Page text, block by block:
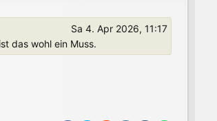
Sa 4. Apr 2026, 11:17
das wohl ein Muss.